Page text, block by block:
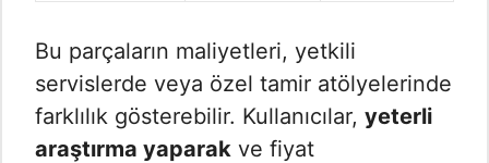
Bu parçaların maliyetleri, yetkili
servislerde veya özel tamir atölyelerinde
farklılık gösterebilir. Kullanıcılar, yeterli
araştırma yaparak ve fiyat